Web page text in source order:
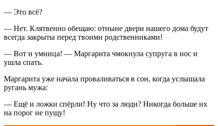
— Это всё?
— Нет. Клятвенно обещаю: отныне двери нашего дома будут
всегда закрыты перед твоими родственниками!
— Вот и умница! — Маргарита чмокнула супруга в нос и
ушла спать.
Маргарита уже начала проваливаться в сон, когда услышала
ругань мужа:
— Ещё и ложки спёрли! Ну что за люди? Никогда больше их
на порог не пущу!